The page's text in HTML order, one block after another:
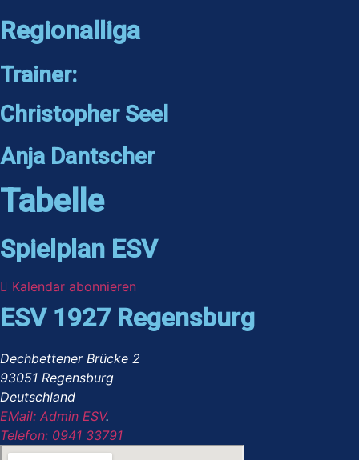
Regionalliga
Trainer:
Christopher Seel
Anja Dantscher
Tabelle
Spielplan ESV
Kalendar abonnieren
ESV 1927 Regensburg
Dechbettener Brücke 2
93051 Regensburg
Deutschland
EMail: Admin ESV.
Telefon: 0941 33791